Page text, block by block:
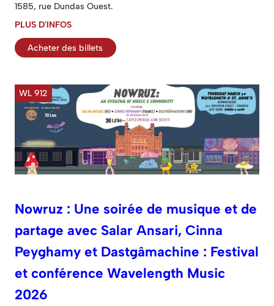
1585, rue Dundas Ouest.
PLUS D'INFOS
Acheter des billets
WL 912
Nowruz : Une soirée de musique et de
partage avec Salar Ansari, Cinna
Peyghamy et Dastgâmachine : Festival
et conférence Wavelength Music
2026